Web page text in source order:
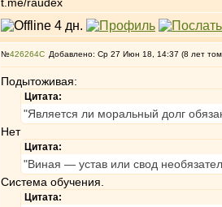
№426264 Добавлено: Ср 27 Июн 18, 14:37 (8 лет
Подытоживая:
Цитата:
"Является ли моральный долг
Нет
Цитата:
"Виная — устав или свод
Система обучения.
Цитата: